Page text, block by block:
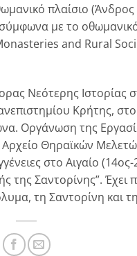
πλαίσιο
με το
and Rural
Νεότερης Ιστορίας
Κρήτης,
Οργάνωση της
Θηραϊκών
στο Αιγαίο
της Σαντορίνης”. Έχει
τη Σαντορίνη και